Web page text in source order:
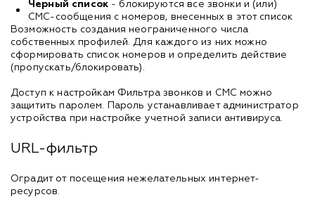
Черный список- блокируются все звонки и (или)
СМС-сообщения с номеров, внесенных в этот список
Возможность создания неограниченного числа
собственных профилей. Для каждого из них можно
сформировать список номеров и определить действие
(пропускать/блокировать).
Доступ к настройкам Фильтра звонков и СМС можно
защитить паролем. Пароль устанавливает администратор
устройства при настройке учетной записи антивируса.
URL-фильтр
Оградит от посещения нежелательных интернет-
ресурсов.